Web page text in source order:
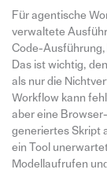
Für agentische
verwaltete
Code-
Das ist wichtig,
als nur die
Workflow kann
aber eine
generiertes Skript
ein Tool
Modellaufrufen